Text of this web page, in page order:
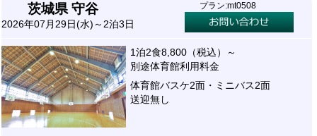
茨城県 守谷
2026年07月29日(水)～2泊3日
プラン:mt0508
1泊2食8,800（税込）～
別途体育館利用料金
体育館バスケ2面・ミニバス2面
送迎無し